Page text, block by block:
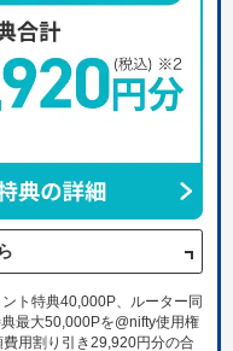
ト特典40,000P、ルーター同
最大50,000Pを@nifty使用権
用割り引き29,920円分の合